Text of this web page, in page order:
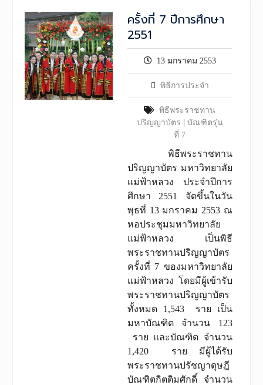
ครั้งที่ 7 ปีการศึกษา
2551
13 มกราคม 2553
พิธีการประจำ
พิธีพระราชทาน
ปริญญาบัตร
บัณฑิตรุ่น
ที่ 7
พิธีพระราชทาน
ปริญญาบัตร มหาวิทยาลัย
แม่ฟ้าหลวง ประจำปีการ
ศึกษา 2551 จัดขึ้นในวัน
พุธที่ 13 มกราคม 2553 ณ
หอประชุมมหาวิทยาลัย
แม่ฟ้าหลวง เป็นพิธี
พระราชทานปริญญาบัตร
ครั้งที่ 7 ของมหาวิทยาลัย
แม่ฟ้าหลวง โดยมีผู้เข้ารับ
พระราชทานปริญญาบัตร
ทั้งหมด 1,543 ราย เป็น
มหาบัณฑิต จำนวน 123
ราย และบัณฑิต จำนวน
1,420 ราย มีผู้ได้รับ
พระราชทานปรัชญาดุษฎี
บัณฑิตกิตติมศักดิ์ จำนวน